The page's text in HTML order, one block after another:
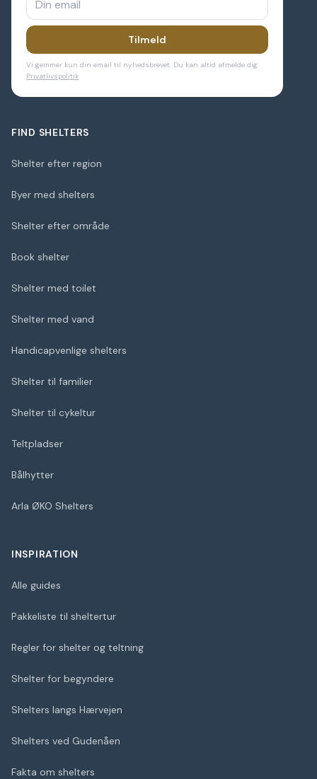
Tilmeld
Vi gemmer kun din email til nyhedsbrevet. Du kan altid afmelde dig.
Privatlivspolitik
FIND SHELTERS
Shelter efter region
Byer med shelters
Shelter efter område
Book shelter
Shelter med toilet
Shelter med vand
Handicapvenlige shelters
Shelter til familier
Shelter til cykeltur
Teltpladser
Bålhytter
Arla ØKO Shelters
INSPIRATION
Alle guides
Pakkeliste til sheltertur
Regler for shelter og teltning
Shelter for begyndere
Shelters langs Hærvejen
Shelters ved Gudenåen
Fakta om shelters